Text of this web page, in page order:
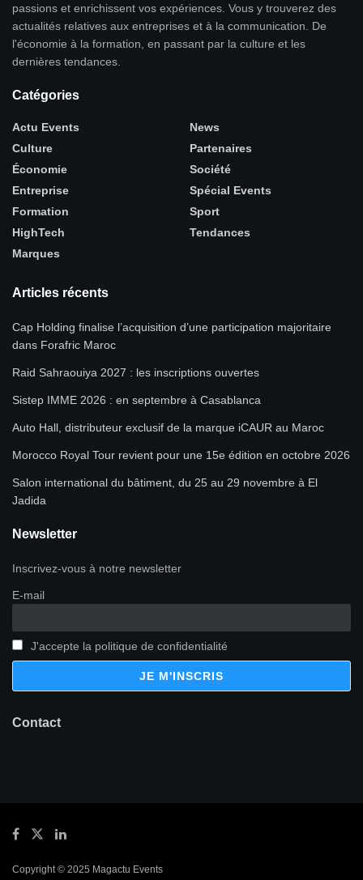
passions et enrichissent vos expériences. Vous y trouverez des
actualités relatives aux entreprises et à la communication. De
l'économie à la formation, en passant par la culture et les
dernières tendances.
Catégories
Actu Events
Culture
Économie
Entreprise
Formation
HighTech
Marques
News
Partenaires
Société
Spécial Events
Sport
Tendances
Articles récents
Cap Holding finalise l’acquisition d’une participation majoritaire
dans Forafric Maroc
Raid Sahraouiya 2027 : les inscriptions ouvertes
Sistep IMME 2026 : en septembre à Casablanca
Auto Hall, distributeur exclusif de la marque iCAUR au Maroc
Morocco Royal Tour revient pour une 15e édition en octobre 2026
Salon international du bâtiment, du 25 au 29 novembre à El
Jadida
Newsletter
Inscrivez-vous à notre newsletter
E-mail
J'accepte la politique de confidentialité
Contact
Copyright © 2025 Magactu Events